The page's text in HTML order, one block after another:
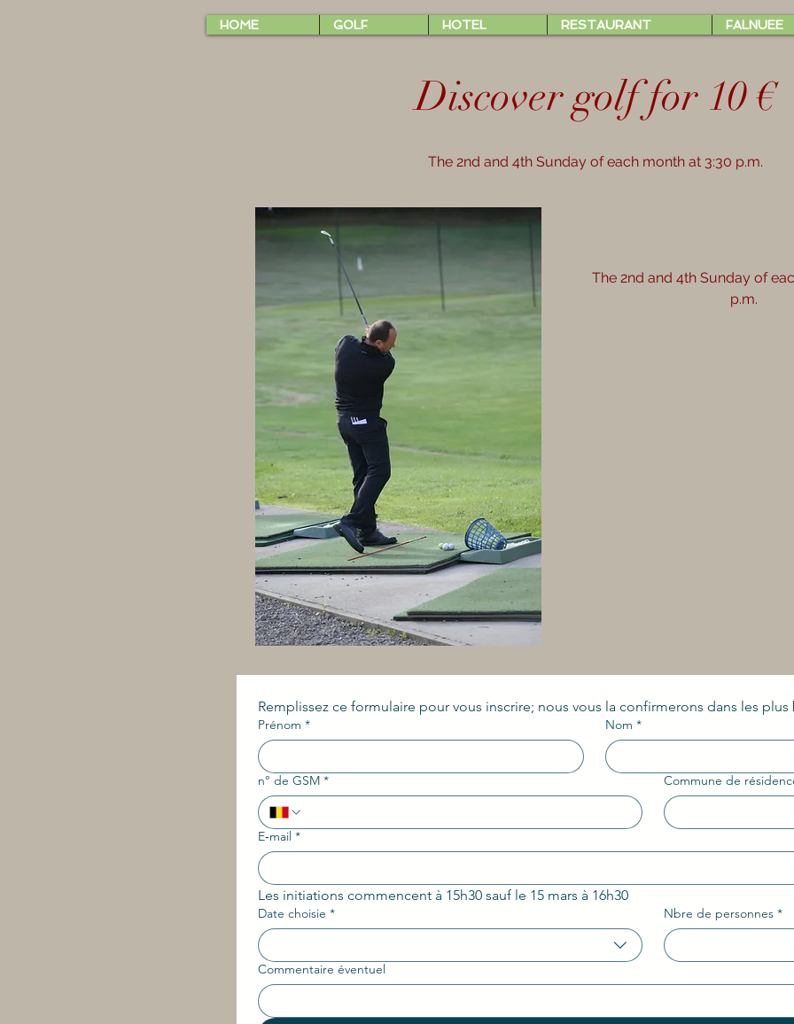
HOME GOLF HOTEL RESTAURANT FALNUEE
Discover golf for 10 €
The 2nd and 4th Sunday of each month at 3:30 p.m.
The 2nd and 4th Sunday of
p.m.
Remplissez ce formulaire pour vous inscrire; nous vous la confirmerons dans les plus
Prénom * Nom *
n° de GSM * Commune de
E‑mail *
Les initiations commencent à 15h30 sauf le 15 mars à 16h30
Date choisie * Nbre de personnes *
Commentaire éventuel